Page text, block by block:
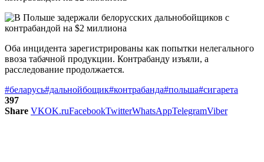
Оба инцидента зарегистрированы как попытки нелегального
ввоза табачной продукции. Контрабанду изъяли, а
расследование продолжается.
#беларусь#дальнойбощик#контрабанда#польша#сигарета
397
Share VKOK.ruFacebookTwitterWhatsAppTelegramViber